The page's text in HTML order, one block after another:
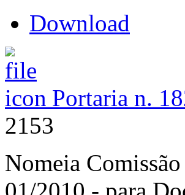
Download
Portaria n.
2153
Nomeia